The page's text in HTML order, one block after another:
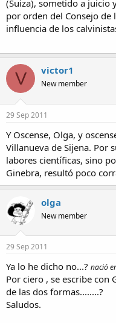
(Suiza), sometido a juicio
por orden del Consejo de
influencia de los
V victor1
New member
29 Sep 2011
Y Oscense, Olga, y
Villanueva de Sijena. Por
labores científicas, sino
Ginebra, resultó poco
olga
New member
29 Sep 2011
Ya lo he dicho no...? nació
Por ciero , se escribe con
de las dos formas........?
Saludos.